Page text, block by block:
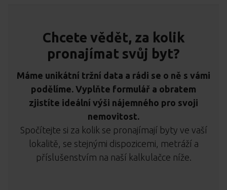
Chcete vědět, za kolik
pronajímat svůj byt?
Máme unikátní tržní data a rádi se o ně s vámi
podělíme. Vyplňte formulář a obratem
zjistíte ideální výši nájemného pro svoji
nemovitost.
Spočítejte si za kolik se pronajímají byty ve vaší
lokalitě, se stejnými dispozicemi, metráží a
příslušenstvím na naší kalkulačce níže.